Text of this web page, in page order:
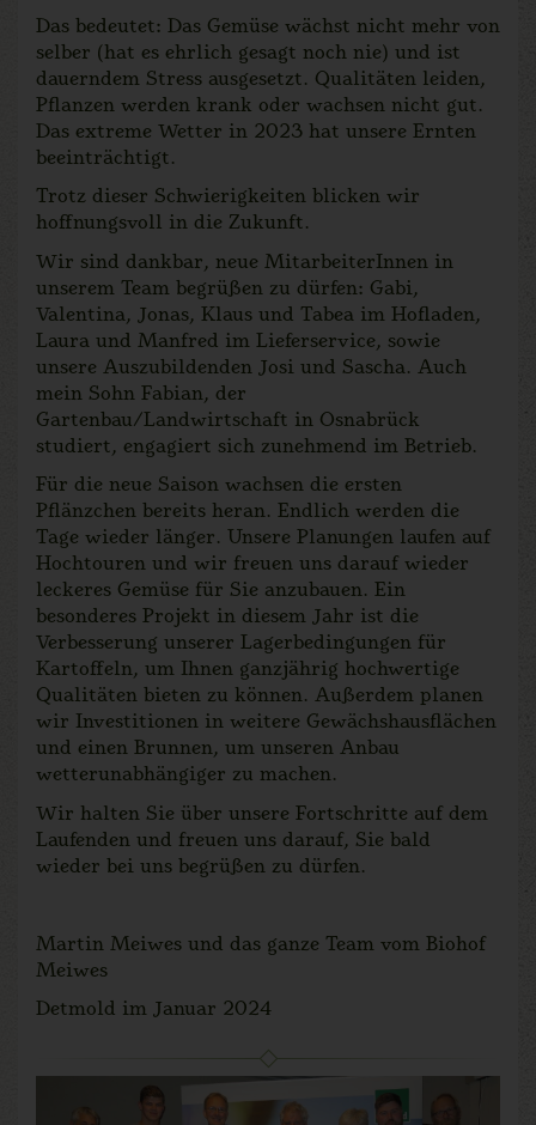
Das bedeutet: Das Gemüse wächst nicht mehr von
selber (hat es ehrlich gesagt noch nie) und ist
dauerndem Stress ausgesetzt. Qualitäten leiden,
Pflanzen werden krank oder wachsen nicht gut.
Das extreme Wetter in 2023 hat unsere Ernten
beeinträchtigt.
Trotz dieser Schwierigkeiten blicken wir
hoffnungsvoll in die Zukunft.
Wir sind dankbar, neue MitarbeiterInnen in
unserem Team begrüßen zu dürfen: Gabi,
Valentina, Jonas, Klaus und Tabea im Hofladen,
Laura und Manfred im Lieferservice, sowie
unsere Auszubildenden Josi und Sascha. Auch
mein Sohn Fabian, der
Gartenbau/Landwirtschaft in Osnabrück
studiert, engagiert sich zunehmend im Betrieb.
Für die neue Saison wachsen die ersten
Pflänzchen bereits heran. Endlich werden die
Tage wieder länger. Unsere Planungen laufen auf
Hochtouren und wir freuen uns darauf wieder
leckeres Gemüse für Sie anzubauen. Ein
besonderes Projekt in diesem Jahr ist die
Verbesserung unserer Lagerbedingungen für
Kartoffeln, um Ihnen ganzjährig hochwertige
Qualitäten bieten zu können. Außerdem planen
wir Investitionen in weitere Gewächshausflächen
und einen Brunnen, um unseren Anbau
wetterunabhängiger zu machen.
Wir halten Sie über unsere Fortschritte auf dem
Laufenden und freuen uns darauf, Sie bald
wieder bei uns begrüßen zu dürfen.
Martin Meiwes und das ganze Team vom Biohof
Meiwes
Detmold im Januar 2024